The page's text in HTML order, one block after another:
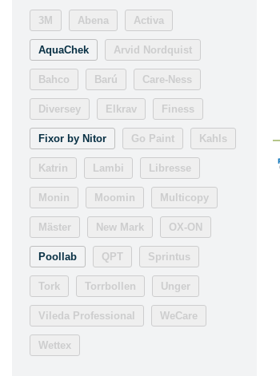
3M Abena Activa
AquaChek Arvid Nordquist
Bahco Barú Care-Ness
Diversey Elkrav Finess
Fixor by Nitor Go Paint Kahls
Katrin Lambi Libresse
Monin Moomin Multicopy
Mäster New Mark OX-ON
Poollab QPT Sprintus
Tork Torrbollen Unger
Vileda Professional WeCare
Wettex